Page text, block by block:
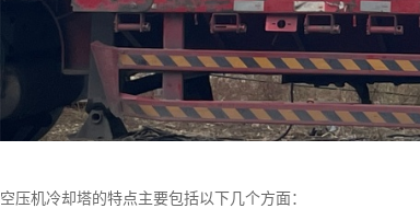
空压机冷却塔的特点主要包括以下几个方面：